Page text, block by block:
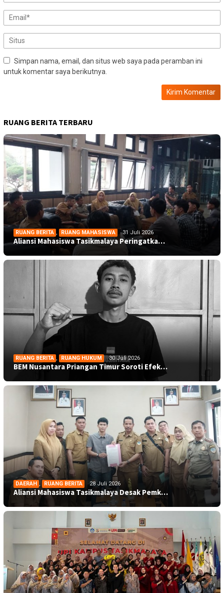
Simpan nama, email, dan situs web saya pada peramban ini
untuk komentar saya berikutnya.
RUANG BERITA TERBARU
RUANG BERITA , RUANG MAHASISWA 31 Juli 2026
Aliansi Mahasiswa Tasikmalaya Peringatka…
RUANG BERITA , RUANG HUKUM 30 Juli 2026
BEM Nusantara Priangan Timur Soroti Efek…
DAERAH , RUANG BERITA 28 Juli 2026
Aliansi Mahasiswa Tasikmalaya Desak Pemk…